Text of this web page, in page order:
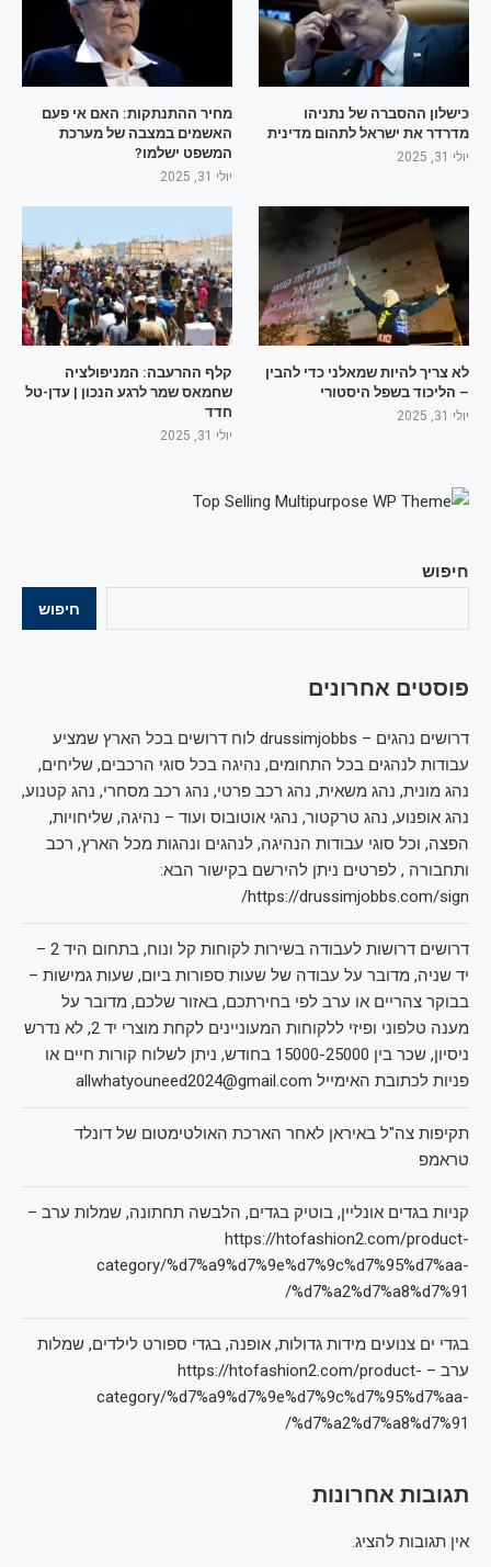
חיפוש
חיפוש
פוסטים אחרונים
דרושים נהגים – drussimjobbs לוח דרושים בכל הארץ שמציע
עבודות לנהגים בכל התחומים, נהיגה בכל סוגי הרכבים, שליחים,
נהג מונית, נהג משאית, נהג רכב פרטי, נהג רכב מסחרי, נהג קטנוע,
נהג אופנוע, נהג טרקטור, נהגי אוטובוס ועוד – נהיגה, שליחויות,
הפצה, וכל סוגי עבודות הנהיגה, לנהגים ונהגות מכל הארץ, רכב
ותחבורה , לפרטים ניתן להירשם בקישור הבא:
https://drussimjobbs.com/sign/
דרושים דרושות לעבודה בשירות לקוחות קל ונוח, בתחום היד 2 –
יד שניה, מדובר על עבודה של שעות ספורות ביום, שעות גמישות –
בבוקר צהריים או ערב לפי בחירתכם, באזור שלכם, מדובר על
מענה טלפוני ופיזי ללקוחות המעוניינים לקחת מוצרי יד 2, לא נדרש
ניסיון, שכר בין 15000-25000 בחודש, ניתן לשלוח קורות חיים או
פניות לכתובת האימייל allwhatyouneed2024@gmail.com
תקיפות צה"ל באיראן לאחר הארכת האולטימטום של דונלד
טראמפ
קניות בגדים אונליין, בוטיק בגדים, הלבשה תחתונה, שמלות ערב –
https://htofashion2.com/product-
category/%d7%a9%d7%9e%d7%9c%d7%95%d7%aa-
%d7%a2%d7%a8%d7%91/
בגדי ים צנועים מידות גדולות, אופנה, בגדי ספורט לילדים, שמלות
ערב – https://htofashion2.com/product-
category/%d7%a9%d7%9e%d7%9c%d7%95%d7%aa-
%d7%a2%d7%a8%d7%91/
תגובות אחרונות
אין תגובות להציג.
כישלון ההסברה של נתניהו
מדרדר את ישראל לתהום מדינית
יולי 31, 2025
מחיר ההתנתקות: האם אי פעם
האשמים במצבה של מערכת
המשפט ישלמו?
יולי 31, 2025
לא צריך להיות שמאלני כדי להבין
– הליכוד בשפל היסטורי
יולי 31, 2025
קלף ההרעבה: המניפולציה
שחמאס שמר לרגע הנכון | עדן-טל
חדד
יולי 31, 2025